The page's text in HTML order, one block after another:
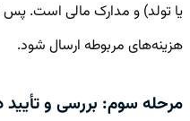
یا تولد) و مدارک مالی است. پس
هزینه‌های مربوطه ارسال شود.
مرحله سوم: بررسی و تأیید